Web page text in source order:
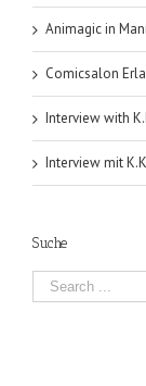
Animagic in
Comicsalon
Interview with
Interview mit
Suche